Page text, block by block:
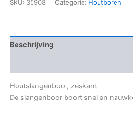
SKU: 35908 Categorie: Houtboren
Beschrijving
Houtslangenboor, zeskant
De slangenboor boort snel en